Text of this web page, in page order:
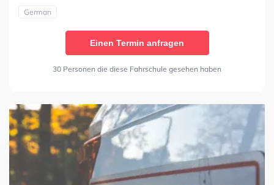
German
Einen Termin anfragen
30 Personen die diese Fahrschule gesehen haben